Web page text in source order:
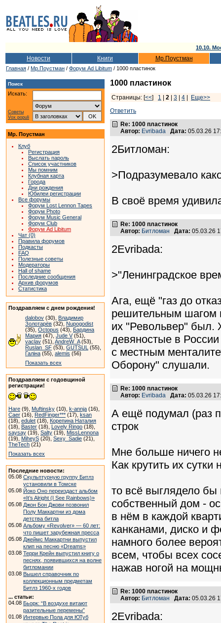
10.10.
Новости Книги Мр.Поустман
Главная / Мр.Поустман / Форум Ad Libitum / 1000 пластинок
Поиск
Искать:
Советы
Vox populi
Мр. Поустман
Клуб
Регистрация
Выслать пароль
Список участников
Мы помним
Клубная карта
Города
Дни рождения
Юбилеи регистрации
Все форумы
Форум Lost Lennon Tapes
Форум Photo
Форум Music General
Форум Club
Форум Ad Libitum
Чат (0)
Правила форумов
Подкасты
FAQ
Полезные советы
Модераторы
Hall of shame
Последние сообщения
Архив форумов
Статистика
Поздравляем с днем рождения!
dalobov (30), Владимир
Золотарёв (32), Nupogodist
(35), Octopus (43), Бардина
Мария (47), Jude V(51),
vaclav (51), AndreW_A(53),
Ruslan_SF (53), GUTSUL (55),
Галіна (55), alemis (56)
Показать всех
Поздравляем с годовщиной
регистрации!
Hare (9), Muftinsky (10), k-annja (16),
Caer (16), RedFinger*** (17), ksan
(18), edulet (18), Корепина Наталия
(18), Baster (18), Lovely Ringo (18),
saysay (19), Salty (19), MissLennona
(19), MiheyS (20), Sexy_Sadie (21),
TheTech (21)
Показать всех
Последние новости:
05.08 Скульптурную группу Битлз
установили в Томске
05.08 Йоко Оно переиздаст альбом
«It’s Alright (I See Rainbows)»
05.08 Джон Бон Джови позвонил
Полу Маккартни из дома
детства битла
05.08 Альбому «Revolver» — 60 лет:
что пишет зарубежная пресса
05.08 Джеймс Маккартни выпустил
клип на песню «Dreams»
03.08 Терри Крейн выпустил книгу о
песнях, появившихся на волне
битломании
03.08 Вышел справочник по
коллекционным предметам
Битлз 1960-х годов
... статьи:
04.08 Бьорк: “В воздухе витают
разительные перемены”
01.08 Интервью Пола для ЮТуб
1000 пластинок
Страницы: [<<] 1 2 3 4
Еще>>
Ответить
Re: 1000 пластинок
Автор: Evribada Дата: 05.03.26
2Битломан:
>Подразумевало
В своё время
Re: 1000 пластинок
Автор: Битломан Дата: 05.03.26
2Evribada:
>"Ленинградское
Ага, ещё "газ до
решительным шагом
их "Револьвер" был.
девяностые в
с местным
Оборону" слушали.
Re: 1000 пластинок
Автор: Evribada Дата: 05.03.26
А ещё подумал (раз
строк
Мне больше ничего
Как крутить их сутки
то всё выглядело бы
собственный дом -
в нём в каждой
канканами, диско и
намного более
всем, чтобы всех
нажав ногой на
Re: 1000 пластинок
Автор: Битломан Дата: 05.03.26
2Evribada: